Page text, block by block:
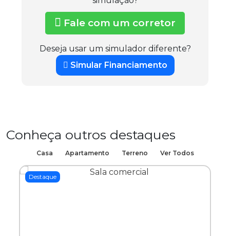
Fale com um corretor
Deseja usar um simulador diferente?
Simular Financiamento
Conheça outros destaques
Casa Apartamento Terreno Ver Todos
Destaque